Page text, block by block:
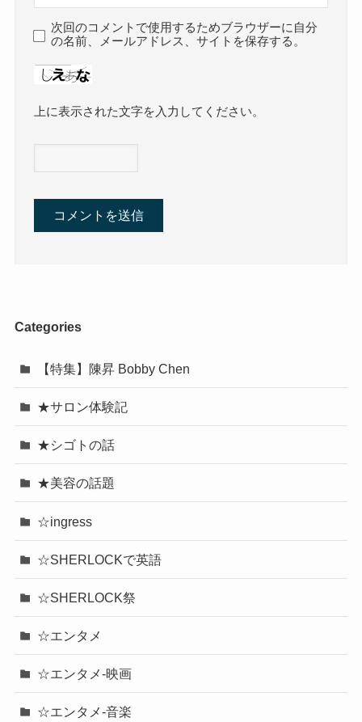
次回のコメントで使用するためブラウザーに自分
の名前、メールアドレス、サイトを保存する。
上に表示された文字を入力してください。
Categories
【特集】陳昇 Bobby Chen
★サロン体験記
★シゴトの話
★美容の話題
☆ingress
☆SHERLOCKで英語
☆SHERLOCK祭
☆エンタメ
☆エンタメ-映画
☆エンタメ-音楽